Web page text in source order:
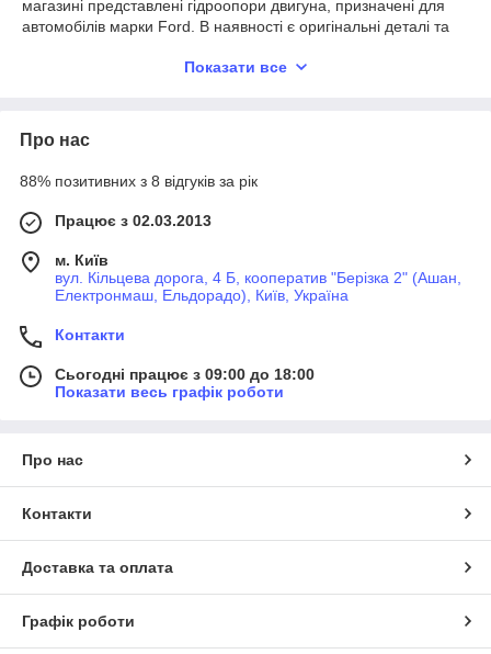
магазині представлені гідроопори двигуна, призначені для
автомобілів марки Ford. В наявності є оригінальні деталі та
двигун, індивідуально підбираючи їх під конкретну модель
двигун
Кожна опора має свій робочий ресурс, який залежить від
безлічі факторів, і жоден експерт не назве вам точного
терміну заміни даного елемента. Про те, що ліві або праві
ознаками:
появи сторонніх звуків в передній частині авто при
гальмуванні;
їзді по купинах і вибоїнах;
утруднення перемикання передач механічної
коробки.
Важливо розуміти, що протікання робочої рідини не є
катастрофою, оскільки основне навантаження все одно бере
Показати все
Про нас
88% позитивних з 8 відгуків за рік
Працює з 02.03.2013
м. Київ
вул. Кільцева дорога, 4 Б, кооператив "Берізка 2" (Ашан,
Електронмаш, Ельдорадо), Київ, Україна
Контакти
Сьогодні працює з 09:00 до 18:00
Показати весь графік роботи
Про нас
Контакти
Доставка та оплата
Графік роботи